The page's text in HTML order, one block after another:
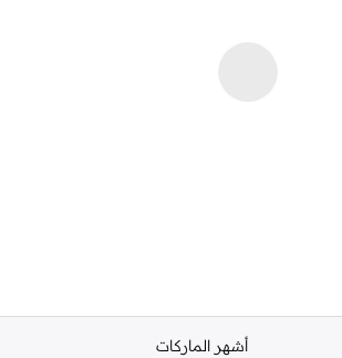
أشهر الماركات